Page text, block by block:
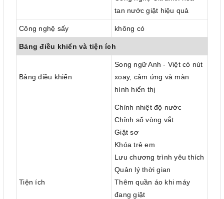
tan nước giặt hiệu quả
Công nghệ sấy không có
Bảng điều khiển và tiện ích
Bảng điều khiển
Song ngữ Anh - Việt có nút
xoay, cảm ứng và màn
hình hiển thị
Tiện ích
Chỉnh nhiệt độ nước
Chỉnh số vòng vắt
Giặt sơ
Khóa trẻ em
Lưu chương trình yêu thích
Quản lý thời gian
Thêm quần áo khi máy
đang giặt